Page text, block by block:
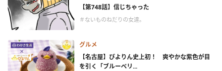
【第748話】信じちゃった
＃ないものねだりの女達。
グルメ
【名古屋】ぴよりん史上初！ 爽やかな紫色が目
を引く「ブルーベリ...